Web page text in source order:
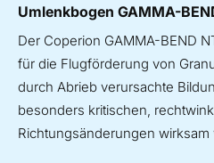
Umlenkbogen GAMMA-
Der Coperion GAMMA-BEND
für die Flugförderung von
durch Abrieb verursachte
besonders kritischen,
Richtungsänderungen wirksam